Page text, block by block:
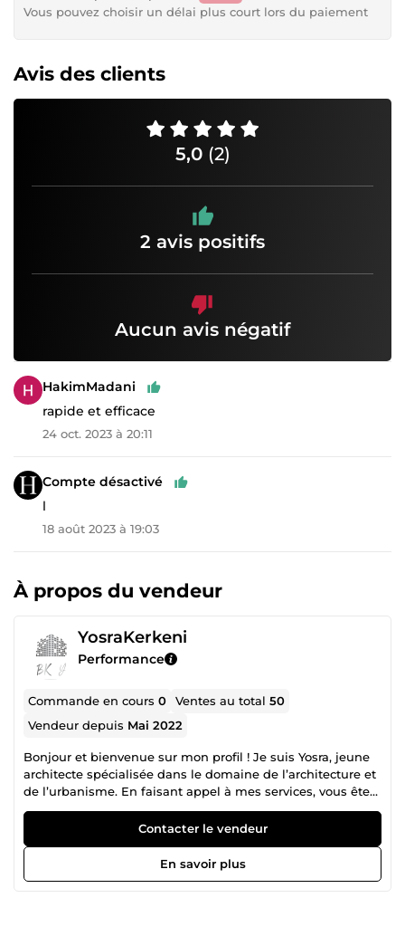
Vous pouvez choisir un délai plus court lors du paiement
Avis des clients
5,0 (2)
2 avis positifs
Aucun avis négatif
HakimMadani
rapide et efficace
24 oct. 2023 à 20:11
Compte désactivé
l
18 août 2023 à 19:03
À propos du vendeur
YosraKerkeni
Performance
Commande en cours0 Ventes au total50
Vendeur depuis Mai 2022
Bonjour et bienvenue sur mon profil ! Je suis Yosra, jeune
architecte spécialisée dans le domaine de l’architecture et
de l’urbanisme. En faisant appel à mes services, vous êtes
assuré d’obtenir un rendu de haute qualité, sur les plans
graphiques ainsi que la modélisations 3D de votre maison
ou autre projet. MES SERVICES? // Réalisation de
documents graphiques 2D • Plans • Plan masse • Élévation
(Façade) • Section (Coupe) // Visualisation 3D de votre
Contacter le vendeur
En savoir plus